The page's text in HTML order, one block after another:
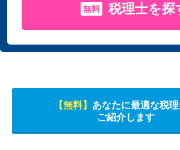
無料 税理士を探
【無料】 あなたに最適な税
ご紹介します